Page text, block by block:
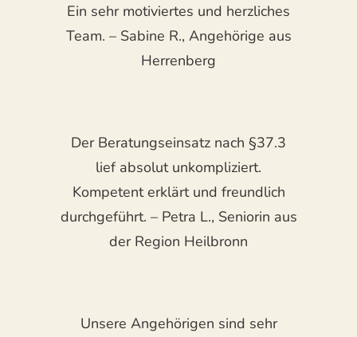
Ein sehr motiviertes und herzliches
Team. – Sabine R., Angehörige aus
Herrenberg
Der Beratungseinsatz nach §37.3
lief absolut unkompliziert.
Kompetent erklärt und freundlich
durchgeführt. – Petra L., Seniorin aus
der Region Heilbronn
Unsere Angehörigen sind sehr